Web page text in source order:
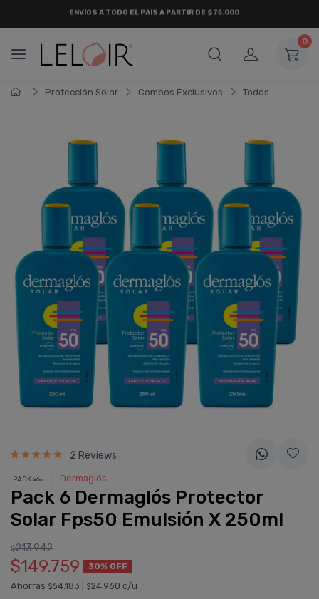
¡ HASTA 6 CUOTAS SIN INTERÉSY 18 CUOTAS FIJAS !
0
Protección Solar Combos Exclusivos Todos
2 Reviews
PACK x6u. Dermaglós
Pack 6 Dermaglós Protector
Solar Fps50 Emulsión X 250ml
$213.942
$149.759 30% OFF
Ahorrás $64.183 $24.960 c/u